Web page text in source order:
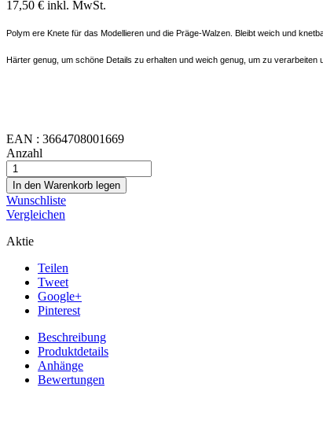
17,50 € inkl. MwSt.
Polym ere Knete für das Modellieren und die Präge-Walzen. Bleibt weich und
Härter genug, um schöne Details zu erhalten und weich genug, um zu verarbeiten
EAN : 3664708001669
Anzahl
In den Warenkorb legen
Wunschliste
Vergleichen
Aktie
Teilen
Tweet
Google+
Pinterest
Beschreibung
Produktdetails
Anhänge
Bewertungen